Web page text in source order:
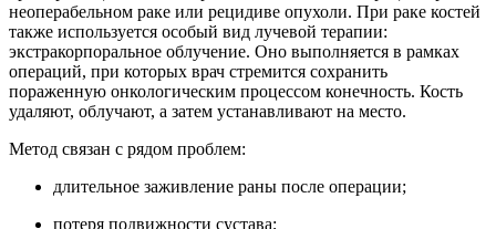
неоперабельном раке или рецидиве опухоли. При раке костей
также используется особый вид лучевой терапии:
экстракорпоральное облучение. Оно выполняется в рамках
операций, при которых врач стремится сохранить
пораженную онкологическим процессом конечность. Кость
удаляют, облучают, а затем устанавливают на место.
Метод связан с рядом проблем:
длительное заживление раны после операции;
потеря подвижности сустава;